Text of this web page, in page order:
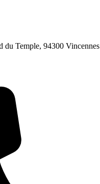
du Temple, 94300 Vincennes